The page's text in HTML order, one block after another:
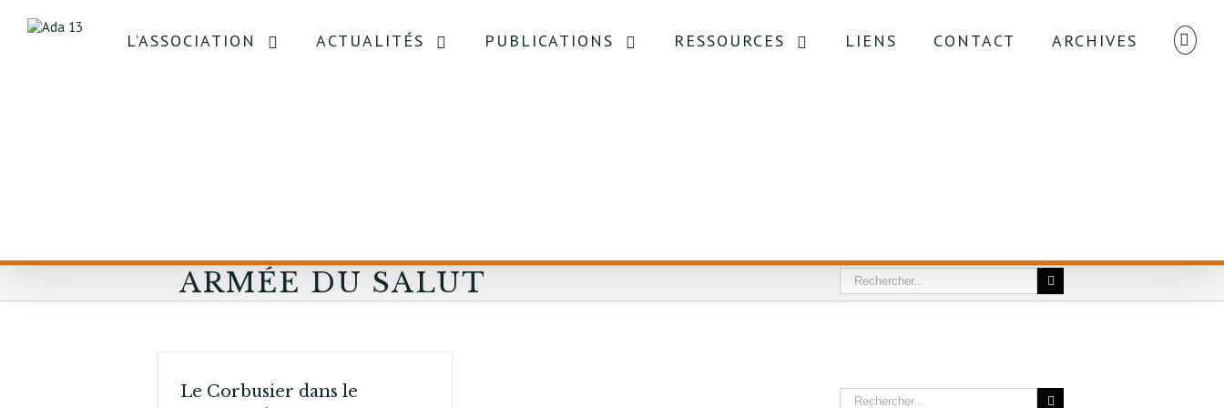
L’ASSOCIATION ACTUALITÉS PUBLICATIONS RESSOURCES LIENS CONTACT ARCHIVES
ARMÉE DU SALUT
Le Corbusier dans le